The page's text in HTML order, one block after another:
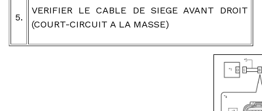
5.
VERIFIER LE CABLE DE SIEGE AVANT DROIT
(COURT-CIRCUIT A LA MASSE)